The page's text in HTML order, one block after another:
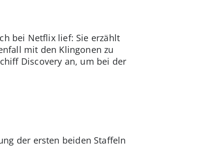
bei Netflix lief: Sie erzählt
mit den Klingonen zu
Discovery an, um bei der
der ersten beiden Staffeln